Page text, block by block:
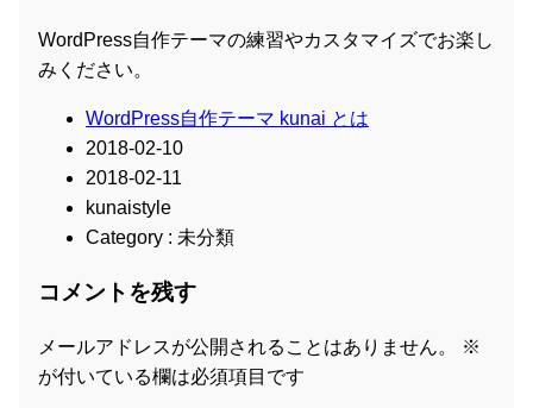
WordPress自作テーマの練習やカスタマイズでお楽し
みください。
WordPress自作テーマ kunai とは
2018-02-10
2018-02-11
kunaistyle
Category : 未分類
コメントを残す
メールアドレスが公開されることはありません。
※
が付いている欄は必須項目です